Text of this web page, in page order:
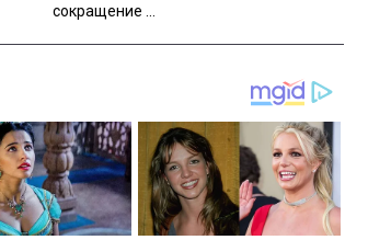
сокращение ...